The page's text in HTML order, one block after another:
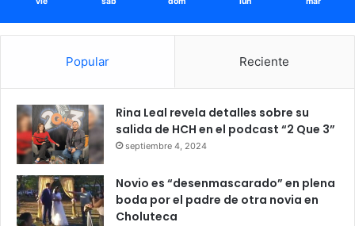
Popular Reciente
Rina Leal revela detalles sobre su
salida de HCH en el podcast “2 Que 3”
septiembre 4, 2024
Novio es “desenmascarado” en plena
boda por el padre de otra novia en
Choluteca